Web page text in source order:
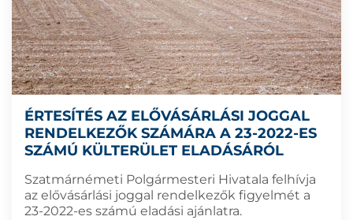
ÉRTESÍTÉS AZ ELŐVÁSÁRLÁSI JOGGAL
RENDELKEZŐK SZÁMÁRA A 23-2022-ES
SZÁMÚ KÜLTERÜLET ELADÁSÁRÓL
Szatmárnémeti Polgármesteri Hivatala felhívja
az elővásárlási joggal rendelkezők figyelmét a
23-2022-es számú eladási ajánlatra.